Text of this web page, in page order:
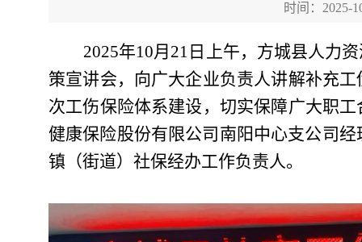
时间：2025-
2025年10月21日 上午，方城县人力
策宣讲会，向广大企业负责人讲解补充工
次工伤保险体系建设，切实保障广大职工
健康保险股份有限公司南阳中心支公司
镇（街道）社保经办工作负责人。